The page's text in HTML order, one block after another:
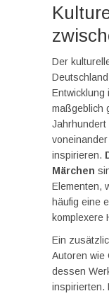
Der
Entwicklung
maßgeblich
Jahrhundert
inspirieren.
Märchen
Elementen,
häufig eine
komplexere
Ein
Autoren wie
dessen
inspirierten.